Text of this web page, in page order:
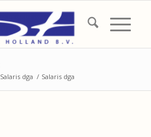
Salaris dga / Salaris dga